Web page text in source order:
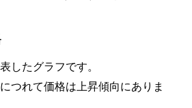
したグラフです。
つれて価格は上昇傾向にありま